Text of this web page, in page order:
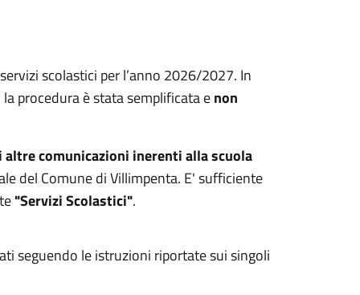
scolastici per l’anno 2026/2027. In
procedura è stata semplificata enon
altre comunicazioni inerenti alla scuola
del Comune di Villimpenta. E' sufficiente
"Servizi Scolastici".
seguendo le istruzioni riportate sui singoli